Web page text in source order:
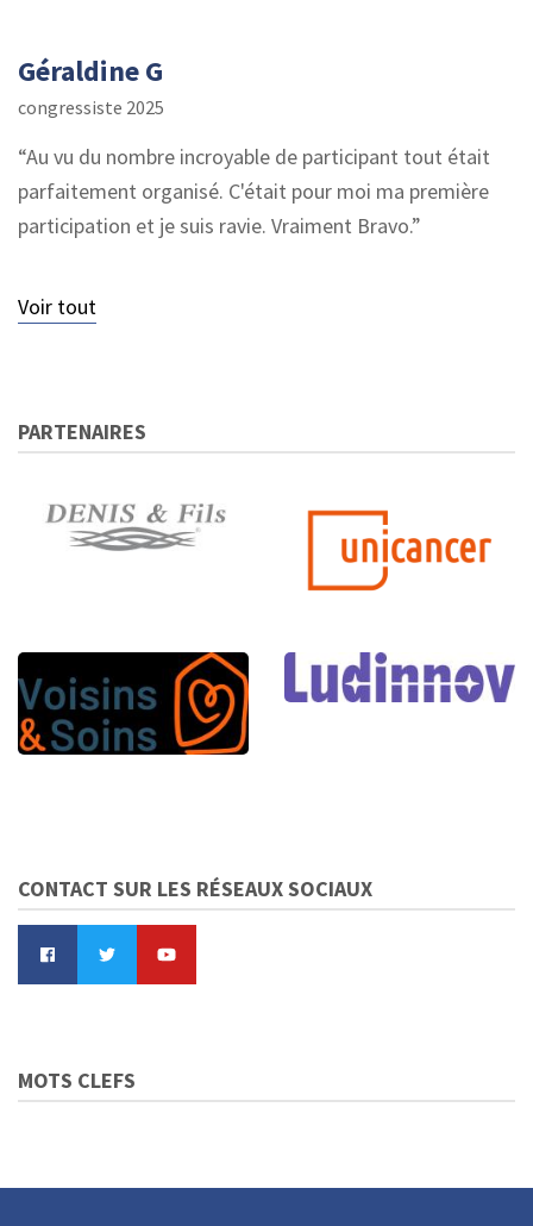
Géraldine G
congressiste 2025
Au vu du nombre incroyable de participant tout était
parfaitement organisé. C'était pour moi ma première
participation et je suis ravie. Vraiment Bravo.
Voir tout
PARTENAIRES
CONTACT SUR LES RÉSEAUX SOCIAUX
MOTS CLEFS